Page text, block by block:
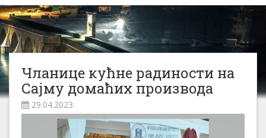
Чланице кућне радиности на
Сајму домаћих производа
29.04.2023.